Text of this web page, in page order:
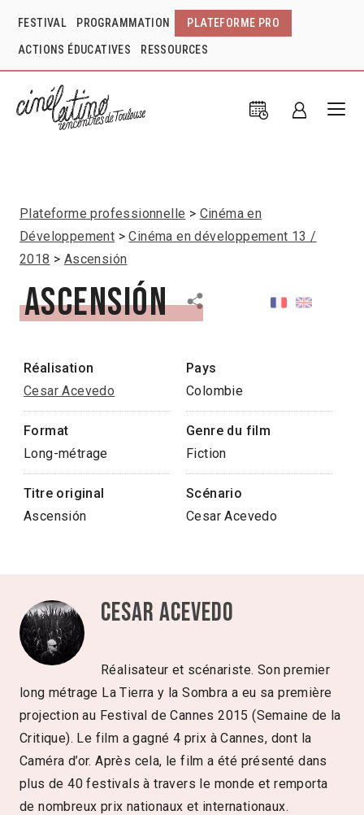
FESTIVAL PROGRAMMATION PLATEFORME PRO
ACTIONS ÉDUCATIVES RESSOURCES
Plateforme professionnelle
Cinéma en
Développement
Cinéma en développement 13 /
2018
Ascensión
Ascensión
Réalisation
Cesar Acevedo
Pays
Colombie
Format
Long-métrage
Genre du film
Fiction
Titre original
Ascensión
Scénario
Cesar Acevedo
Cesar Acevedo
Réalisateur et scénariste. Son premier
long métrage La Tierra y la Sombra a eu sa première
projection au Festival de Cannes 2015 (Semaine de la
Critique). Le film a gagné 4 prix à Cannes, dont la
Caméra d’or. Après cela, le film a été présenté dans
plus de 40 festivals à travers le monde et remporta
de nombreux prix nationaux et internationaux.